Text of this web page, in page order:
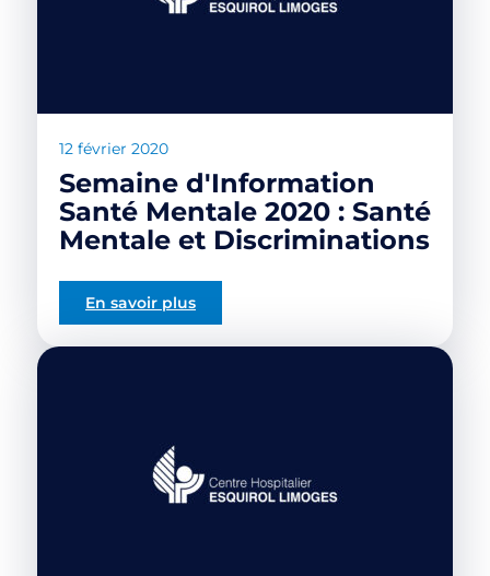
12 février 2020
Semaine d'Information
Santé Mentale 2020 : Santé
Mentale et Discriminations
En savoir plus